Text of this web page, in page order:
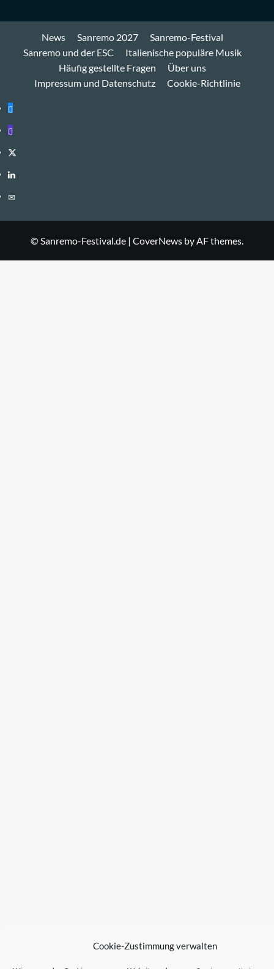
Cookie-Zustimmung verwalten
News Sanremo 2027
Sanremo-Festival
Sanremo und der ESC
Italienische populäre Musik
Häufig gestellte Fragen
Über uns
Impressum und Datenschutz
Cookie-Richtlinie
Bluesky
Mastodon
Twitter
LinkedIn
E-
© Sanremo-Festival.de | CoverNews by AF themes.